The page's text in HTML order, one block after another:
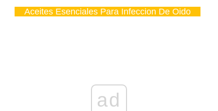
Aceites Esenciales Para Infeccion De Oido
ad